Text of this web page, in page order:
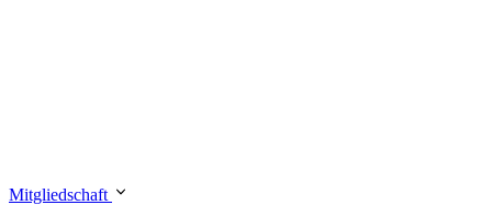
Mitgliedschaft